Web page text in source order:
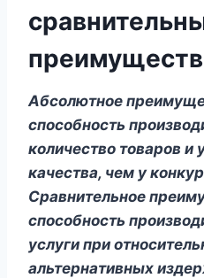
Абсолютное
способность
количество товаров и
качества, чем у
Сравнительное
способность
услуги при
альтернативных